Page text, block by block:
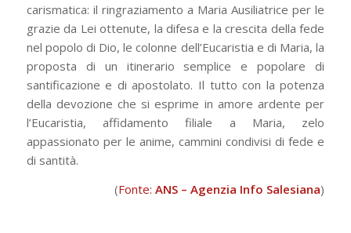
carismatica: il ringraziamento a Maria Ausiliatrice per le
grazie da Lei ottenute, la difesa e la crescita della fede
nel popolo di Dio, le colonne dell’Eucaristia e di Maria, la
proposta di un itinerario semplice e popolare di
santificazione e di apostolato. Il tutto con la potenza
della devozione che si esprime in amore ardente per
l’Eucaristia, affidamento filiale a Maria, zelo
appassionato per le anime, cammini condivisi di fede e
di santità.
(Fonte:ANS – Agenzia Info Salesiana)